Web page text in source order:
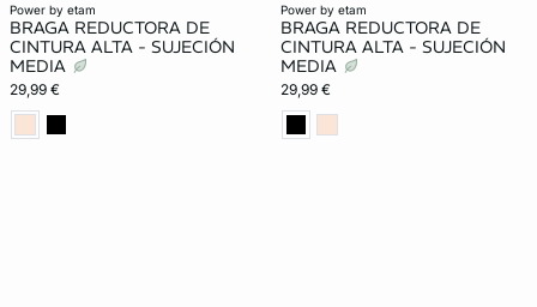
power by etam
BRAGA REDUCTORA DE
CINTURA ALTA - SUJECIÓN
MEDIA
29,99 €
power by etam
BRAGA REDUCTORA DE
CINTURA ALTA - SUJECIÓN
MEDIA
29,99 €